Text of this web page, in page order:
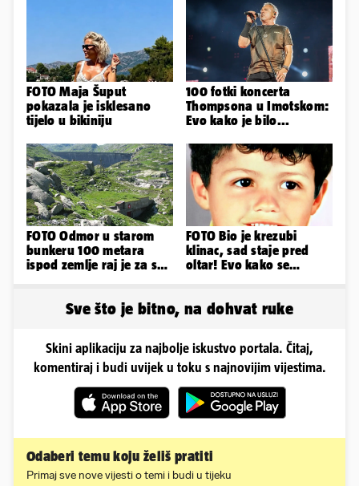
FOTO Maja Šuput
pokazala je isklesano
tijelo u bikiniju
100 fotki koncerta
Thompsona u Imotskom:
Evo kako je bilo...
FOTO Odmor u starom
bunkeru 100 metara
ispod zemlje raj je za sva
FOTO Bio je krezubi
klinac, sad staje pred
oltar! Evo kako se
Sve što je bitno, na dohvat ruke
Skini aplikaciju za najbolje iskustvo portala. Čitaj,
komentiraj i budi uvijek u toku s najnovijim vijestima.
Odaberi temu koju želiš pratiti
Primaj sve nove vijesti o temi i budi u tijeku